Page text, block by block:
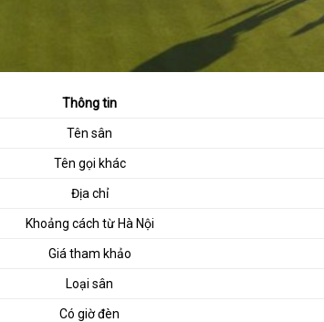
Thông tin
Tên sân
Tên gọi khác
Địa chỉ
Khoảng cách từ Hà Nội
Giá tham khảo
Loại sân
Có giờ đèn